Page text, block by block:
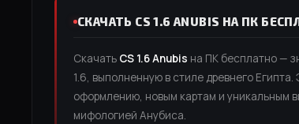
СКАЧАТЬ CS 1.6 ANUBIS НА ПК
Скачать CS 1.6 Anubis на ПК бесплатно —
1.6, выполненную в стиле древнего
оформлению, новым картам и уникальным
мифологией Анубиса.